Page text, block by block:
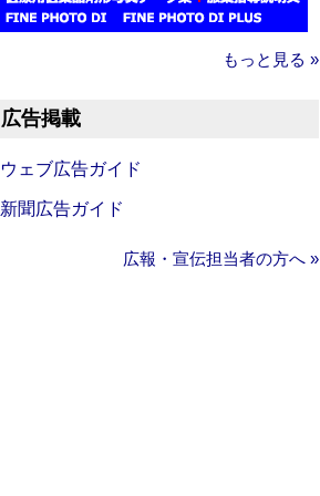
もっと見る »
広告掲載
ウェブ広告ガイド
新聞広告ガイド
広報・宣伝担当者の方へ »